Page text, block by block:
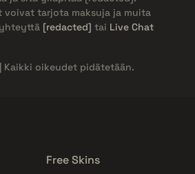
tarjota maksuja ja muita
[redacted] tai Live Chat
Kaikki oikeudet pidätetään.
Free Skins